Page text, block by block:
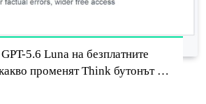
5.6 Luna на безплатните
променят Think бутонът и